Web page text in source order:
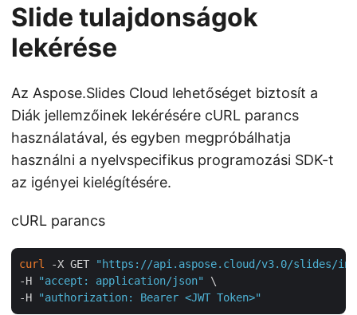
Slide tulajdonságok
lekérése
Az Aspose.Slides Cloud lehetőséget biztosít a
Diák jellemzőinek lekérésére cURL parancs
használatával, és egyben megpróbálhatja
használni a nyelvspecifikus programozási SDK-t
az igényei kielégítésére.
cURL parancs
curl -X GET
"https://api.aspose.cloud/v3.0/slides/
-H
"accept: application/json"
\
-H
"authorization: Bearer <JWT Token>"